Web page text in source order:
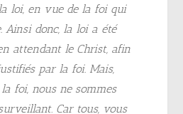
loi, en vue de la foi qui
Ainsi donc, la loi a été
attendant le Christ, afin
par la foi. Mais,
foi, nous ne sommes
Car tous, vous